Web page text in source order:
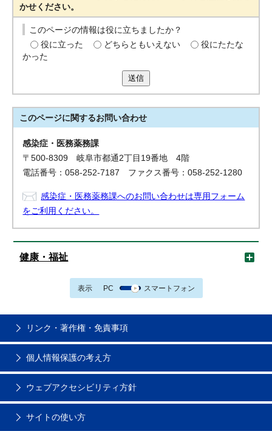
かせください。
このページの情報は役に立ちましたか？
役に立った
どちらともいえない
役にたたな
かった
送信
このページに関するお問い合わせ
感染症・医務薬務課
〒500-8309 岐阜市都通2丁目19番地 4階
電話番号：058-252-7187 ファクス番号：058-252-1280
感染症・医務薬務課へのお問い合わせは専用フォーム
をご利用ください。
健康・福祉
表示 PC スマートフォン
リンク・著作権・免責事項
個人情報保護の考え方
ウェブアクセシビリティ方針
サイトの使い方